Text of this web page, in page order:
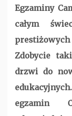
Egzaminy
całym
Zdobycie
drzwi do
egzamin